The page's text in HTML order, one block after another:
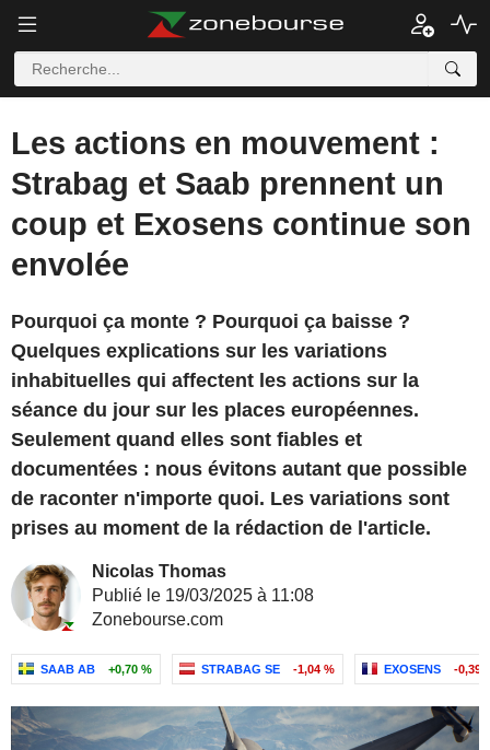
Les actions en mouvement :
Strabag et Saab prennent un
coup et Exosens continue son
envolée
Pourquoi ça monte ? Pourquoi ça baisse ?
Quelques explications sur les variations
inhabituelles qui affectent les actions sur la
séance du jour sur les places européennes.
Seulement quand elles sont fiables et
documentées : nous évitons autant que possible
de raconter n'importe quoi. Les variations sont
prises au moment de la rédaction de l'article.
Nicolas Thomas
Publié le 19/03/2025 à 11:08
Zonebourse.com
SAAB AB +0,70 % STRABAG SE -1,04 % EXOSENS -0,39